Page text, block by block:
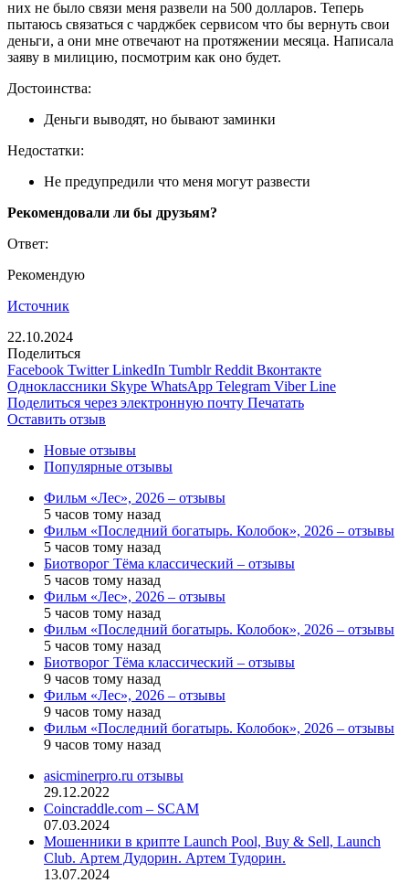
них не было связи меня развели на 500 долларов. Теперь
пытаюсь связаться с чарджбек сервисом что бы вернуть свои
деньги, а они мне отвечают на протяжении месяца. Написала
заяву в милицию, посмотрим как оно будет.
Достоинства:
Деньги выводят, но бывают заминки
Недостатки:
Не предупредили что меня могут развести
Рекомендовали ли бы друзьям?
Ответ:
Рекомендую
Источник
22.10.2024
Поделиться
Facebook Twitter LinkedIn Tumblr Reddit Вконтакте
Одноклассники Skype WhatsApp Telegram Viber Line
Поделиться через электронную почту Печатать
Оставить отзыв
Новые отзывы
Популярные отзывы
Фильм «Лес», 2026 – отзывы
5 часов тому назад
Фильм «Последний богатырь. Колобок», 2026 – отзывы
5 часов тому назад
Биотворог Тёма классический – отзывы
5 часов тому назад
Фильм «Лес», 2026 – отзывы
5 часов тому назад
Фильм «Последний богатырь. Колобок», 2026 – отзывы
5 часов тому назад
Биотворог Тёма классический – отзывы
9 часов тому назад
Фильм «Лес», 2026 – отзывы
9 часов тому назад
Фильм «Последний богатырь. Колобок», 2026 – отзывы
9 часов тому назад
asicminerpro.ru отзывы
29.12.2022
Coincraddle.com – SCAM
07.03.2024
Мошенники в крипте Launch Pool, Buy & Sell, Launch
Club. Артем Дудорин. Артем Тудорин.
13.07.2024